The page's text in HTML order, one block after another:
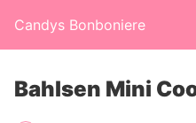
Candys Bonboniere
Bahlsen Mini